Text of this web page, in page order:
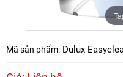
Mã sản phẩm: Dulux